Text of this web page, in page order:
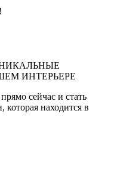
ИНТЕРЬЕРЕ
сейчас и стать
которая находится в